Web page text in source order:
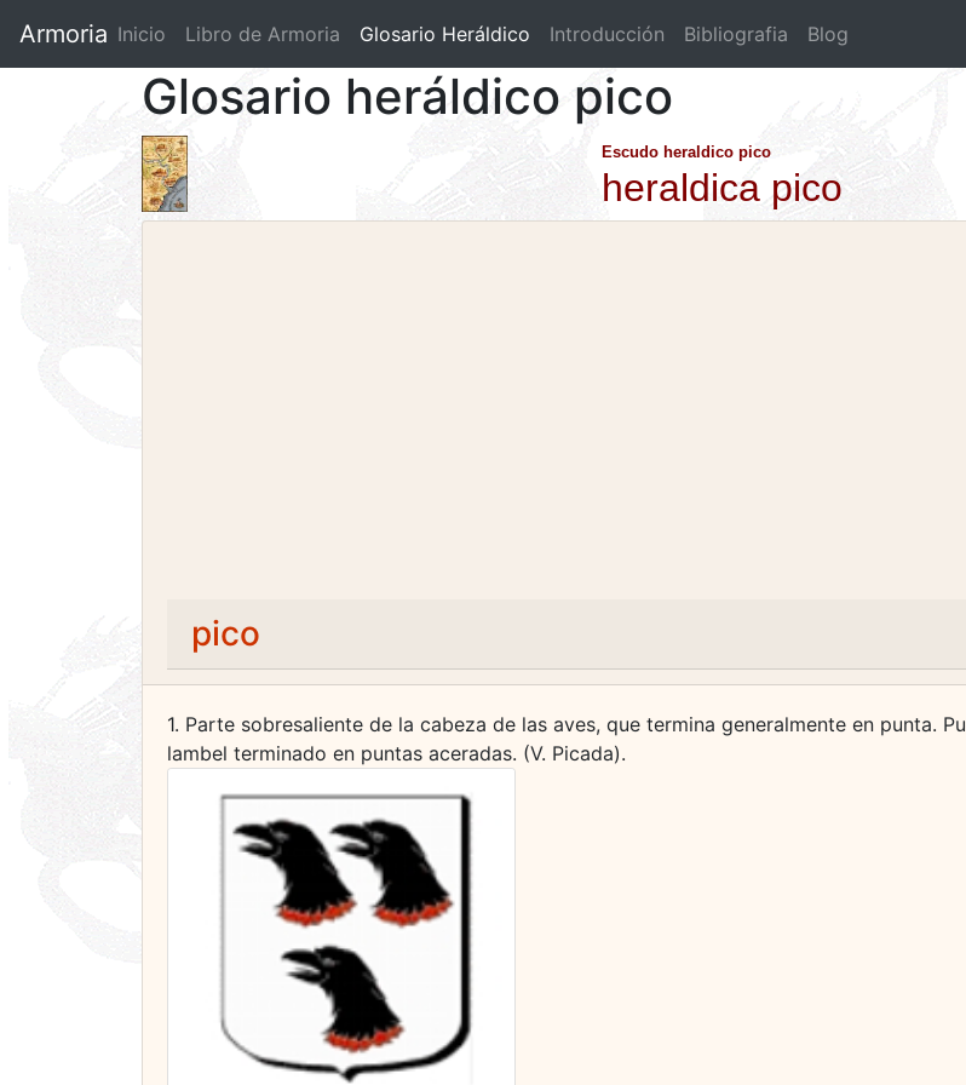
Armoria Inicio Libro de Armoria (current)
Glosario Heráldico Introducción Bibliografia Blog
Glosario heráldico pico
Escudo heraldico pico
heraldica pico
pico
1. Parte sobresaliente de la cabeza de las aves, que termina generalmente en punta.
lambel terminado en puntas aceradas. (V. Picada).